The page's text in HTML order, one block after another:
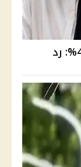
القصة الكاملة لأزمة ريم صاحبة الـ4%: رد